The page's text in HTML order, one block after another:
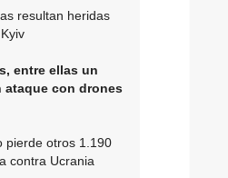
resultan heridas
entre ellas un
ataque con drones
pierde otros 1.190
contra Ucrania